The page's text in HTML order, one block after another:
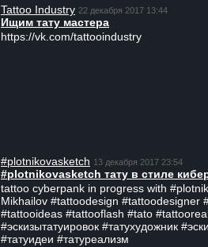
Tattoo Industry 22 декабря 2017 13:44
Ищим тату мастера
https://vk.com/tattooindustry
#plotnikovasketch 13 декабря 2017 23:54
#plotnikovasketch тату в стиле
tattoo cyberpank in progress with
Mikhailov #tattoodesign #tattoodesigner
#tattooideas #tattooflash #tato
#эскизытатуировок #татухудожник
#татуидеи #татуреализм